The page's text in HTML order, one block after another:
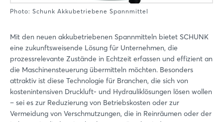
Photo: Schunk Akkubetriebene Spannmittel
Mit den neuen akkubetriebenen Spannmitteln bietet SCHUNK
eine zukunftsweisende Lösung für Unternehmen, die
prozessrelevante Zustände in Echtzeit erfassen und effizient an
die Maschinensteuerung übermitteln möchten. Besonders
attraktiv ist diese Technologie für Branchen, die sich von
kostenintensiven Druckluft- und Hydrauliklösungen lösen wollen
– sei es zur Reduzierung von Betriebskosten oder zur
Vermeidung von Verschmutzungen, die in Reinräumen oder der